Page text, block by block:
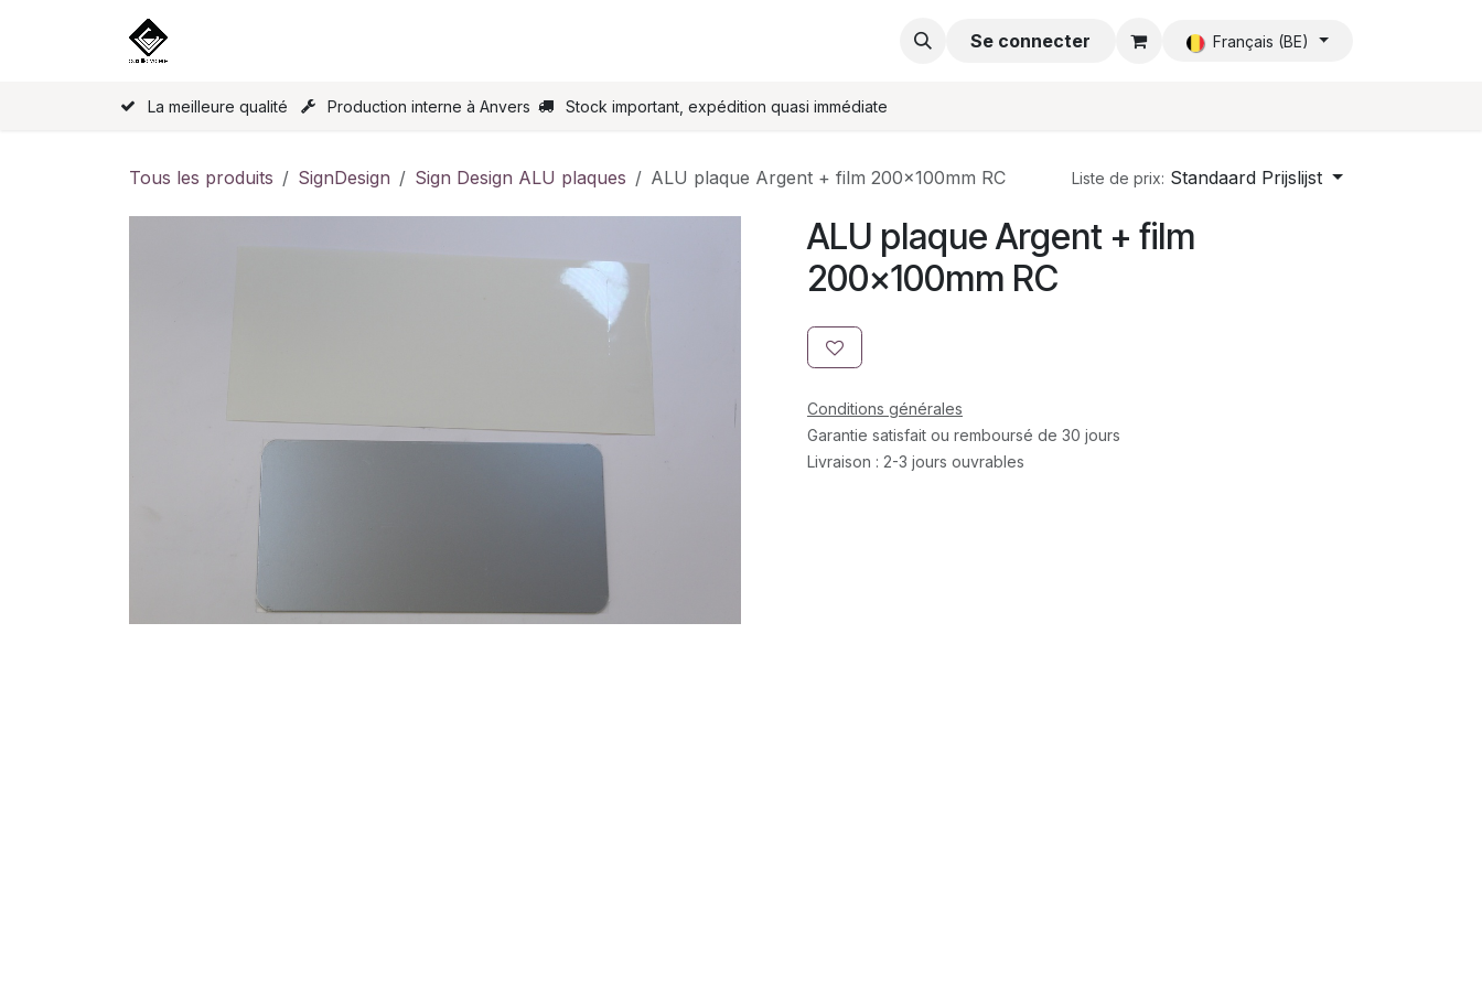
Commande en ligne Accueil
Se connecter Français (BE)
La meilleure qualité Production interne à Anvers Stock important, expédition quasi immédiate
Tous les produits SignDesign Sign Design ALU plaques ALU plaque Argent + film 200x100mm RC Liste de prix: Standaard Prijslijst
ALU plaque Argent + film
200x100mm RC
Conditions générales
Garantie satisfait ou remboursé de 30 jours
Livraison : 2-3 jours ouvrables